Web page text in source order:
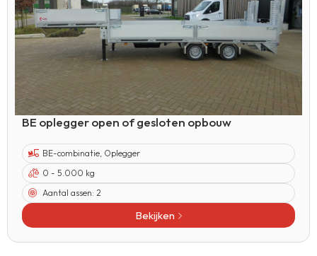
BE oplegger open of gesloten opbouw
BE-combinatie Oplegger
0 - 5.000 kg
Aantal assen: 2
Bekijken